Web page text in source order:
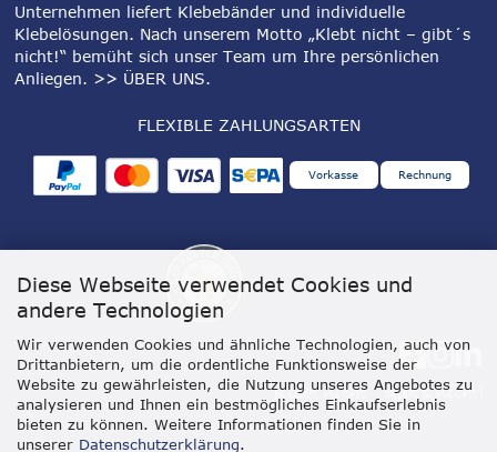
Diese Webseite verwendet Cookies und
andere Technologien
Wir verwenden Cookies und ähnliche Technologien, auch von
Drittanbietern, um die ordentliche Funktionsweise der
Website zu gewährleisten, die Nutzung unseres Angebotes zu
analysieren und Ihnen ein bestmögliches Einkaufserlebnis
bieten zu können. Weitere Informationen finden Sie in
unserer Datenschutzerklärung.
Unternehmen liefert Klebebänder und individuelle
Klebelösungen. Nach unserem Motto „Klebt nicht – gibt´s
nicht!“ bemüht sich unser Team um Ihre persönlichen
Anliegen. >> ÜBER UNS.
FLEXIBLE ZAHLUNGSARTEN
Vorkasse Rechnung